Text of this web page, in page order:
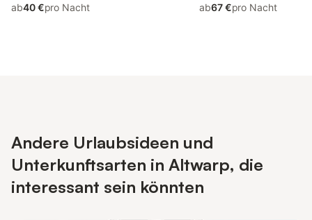
ab40 €pro Nacht
ab67 €pro Nacht
Andere Urlaubsideen und
Unterkunftsarten in Altwarp, die
interessant sein könnten